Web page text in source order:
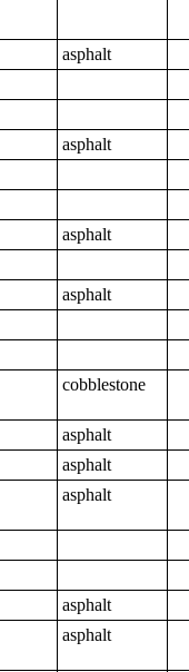
asphalt
asphalt
asphalt
asphalt
cobblestone
asphalt
asphalt
asphalt
asphalt
asphalt